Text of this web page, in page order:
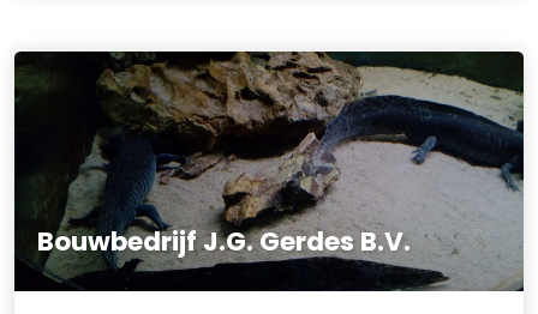
Bouwbedrijf J.G. Gerdes B.V.